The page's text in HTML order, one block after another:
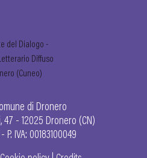
di Dronero
47 - 12025 Dronero (CN)
IVA: 00183100049